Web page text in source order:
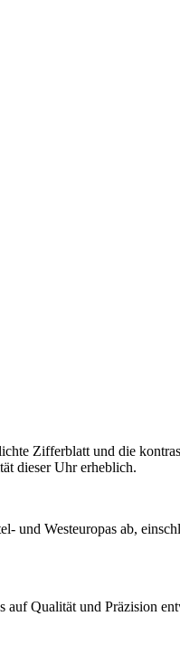
Zifferblatt und die
dieser Uhr erheblich.
Westeuropas ab,
auf Qualität und Präzision